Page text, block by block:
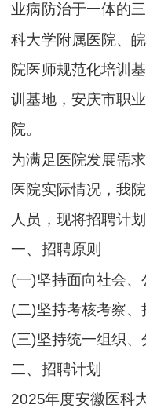
业病防治于一体的
科大学附属医院、
院医师规范化培训
训基地，安庆市职
院。
为满足医院发展需
医院实际情况，我
人员，现将招聘计
一、招聘原则
(一)坚持面向社会、
(二)坚持考核考察、
(三)坚持统一组织、
二、招聘计划
2025年度安徽医科